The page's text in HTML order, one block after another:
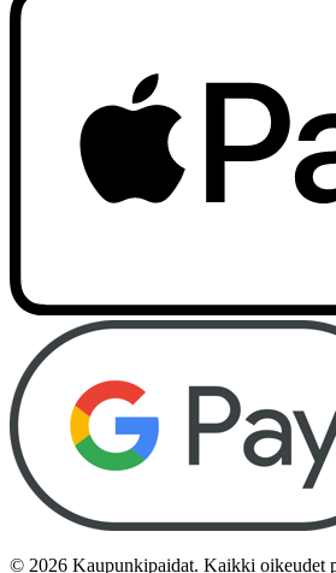
© 2026 Kaupunkipaidat. Kaikki oikeudet